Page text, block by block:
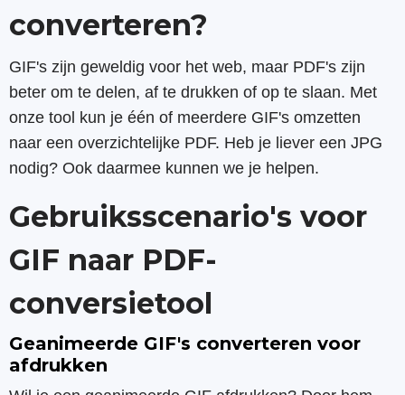
converteren?
GIF's zijn geweldig voor het web, maar PDF's zijn
beter om te delen, af te drukken of op te slaan. Met
onze tool kun je één of meerdere GIF's omzetten
naar een overzichtelijke PDF. Heb je liever een JPG
nodig? Ook daarmee kunnen we je helpen.
Gebruiksscenario's voor
GIF naar PDF-
conversietool
Geanimeerde GIF's converteren voor
afdrukken